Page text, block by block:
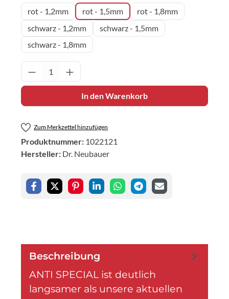
rot - 1,2mm rot - 1,5mm
rot - 1,8mm
schwarz - 1,2mm
schwarz - 1,5mm
schwarz - 1,8mm
Produkt Anzahl: Gib den gewünschten
In den Warenkorb
Zum Merkzettel hinzufügen
Produktnummer: 1022121
Hersteller: Dr. Neubauer
Beschreibung
ANTI SPECIAL ist deutlich
langsamer als unsere aktuellen